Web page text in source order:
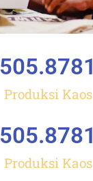
Produksi Kaos
505.8781
Produksi Kaos
505.8781